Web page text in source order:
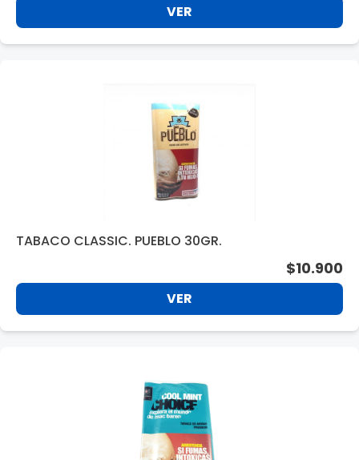
VER
TABACO CLASSIC. PUEBLO 30GR.
$10.900
VER